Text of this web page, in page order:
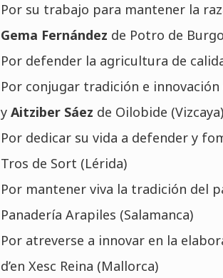
Por su trabajo para mantener la
Gema Fernández de Potro de
Por defender la agricultura de
Por conjugar tradición e
y Aitziber Sáez de Oilobide (Vizcaya)
Por dedicar su vida a defender y
Tros de Sort (Lérida)
Por mantener viva la tradición del
Panadería Arapiles (Salamanca)
Por atreverse a innovar en la
d’en Xesc Reina (Mallorca)